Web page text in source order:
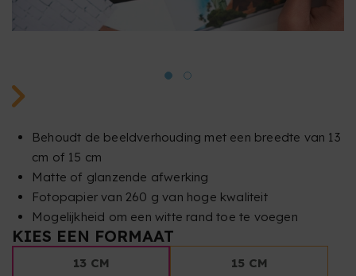
Behoudt de beeldverhouding met een breedte van 13
cm of 15 cm
Matte of glanzende afwerking
Fotopapier van 260 g van hoge kwaliteit
Mogelijkheid om een witte rand toe te voegen
KIES EEN FORMAAT
13 CM 15 CM